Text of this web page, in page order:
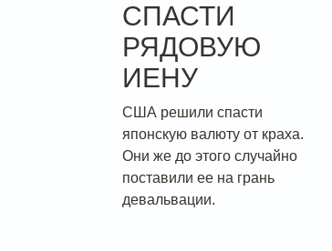
СПАСТИ
РЯДОВУЮ
ИЕНУ
США решили спасти
японскую валюту от краха.
Они же до этого случайно
поставили ее на грань
девальвации.